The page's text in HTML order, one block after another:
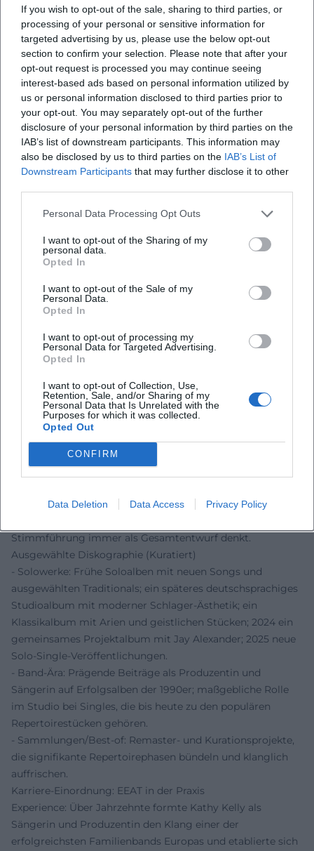
If you wish to opt-out of the sale, sharing to third parties, or
processing of your personal or sensitive information for
targeted advertising by us, please use the below opt-out
section to confirm your selection. Please note that after your
opt-out request is processed you may continue seeing
interest-based ads based on personal information utilized by
us or personal information disclosed to third parties prior to
your opt-out. You may separately opt-out of the further
disclosure of your personal information by third parties on the
IAB’s list of downstream participants. This information may
also be disclosed by us to third parties on the IAB’s List of
Downstream Participants that may further disclose it to other
Personal Data Processing Opt Outs
I want to opt-out of the Sharing of my
personal data.
Opted In
I want to opt-out of the Sale of my
Personal Data.
Opted In
I want to opt-out of processing my
Personal Data for Targeted Advertising.
Opted In
I want to opt-out of Collection, Use,
Retention, Sale, and/or Sharing of my
Personal Data that Is Unrelated with the
Purposes for which it was collected.
Opted Out
CONFIRM
Data Deletion Data Access Privacy Policy
Drums und akustischen Ornamenten. Die Kompositionen
arbeiten mit klaren Tonika-Dominante-Bezügen, häufigen
Modulationen in die Paralleltonart und Bridge-Parts, die
textliche Akzente nach vorn ziehen.
Kultureller Einfluss und Rezeption
Als musikalische Leitfigur einer europaweit bekannten
Familienband wurde Kathy Kelly zur Botschafterin eines
grenzüberschreitenden Pop-Folk-Verständnisses – mit
Texten in mehreren Sprachen und einer großen Nähe zu
kirchlichen, traditionellen und volksmusikalischen
Familienharmonie und handwerkliche Musikalität schätzt.
Presseberichte hoben wiederholt die Produktionserfolge
und ihre Rolle als künstlerische Stabilitätsachse hervor. Ihr
Fortgang in die Klassik sowie die Hinwendung zum
modernen Schlager belegen künstlerische
Entwicklungslust jenseits des Nostalgischen – eine
bewusste Erweiterung der eigenen Ausdrucksformen.
Aktuelle Projekte und Veröffentlichungen
Die jüngeren Jahre stehen für produktive Vielfalt: ein
gemeinsames Album mit Jay Alexander, das neue
Kompositionen und gefühlvolle Cover zusammenführt;
zudem neue Solo-Singles mit optimistischem Tonfall.
und Theatern bis zu Open-Air-Formaten. Diese Projekte
belegen eine vitale Musikkarriere, die Tradition, Gegenwart
Erfahrung einer Produzentin aufnimmt, die
Stimmführung immer als Gesamtentwurf denkt.
Ausgewählte Diskographie (Kuratiert)
- Solowerke: Frühe Soloalben mit neuen Songs und
ausgewählten Traditionals; ein späteres deutschsprachiges
Studioalbum mit moderner Schlager-Ästhetik; ein
Klassikalbum mit Arien und geistlichen Stücken; 2024 ein
gemeinsames Projektalbum mit Jay Alexander; 2025 neue
Solo-Single-Veröffentlichungen.
- Band-Ära: Prägende Beiträge als Produzentin und
Sängerin auf Erfolgsalben der 1990er; maßgebliche Rolle
im Studio bei Singles, die bis heute zu den populären
Repertoirestücken gehören.
- Sammlungen/Best-of: Remaster- und Kurationsprojekte,
die signifikante Repertoirephasen bündeln und klanglich
auffrischen.
Karriere-Einordnung: EEAT in der Praxis
Experience: Über Jahrzehnte formte Kathy Kelly als
Sängerin und Produzentin den Klang einer der
erfolgreichsten Familienbands Europas und etablierte sich